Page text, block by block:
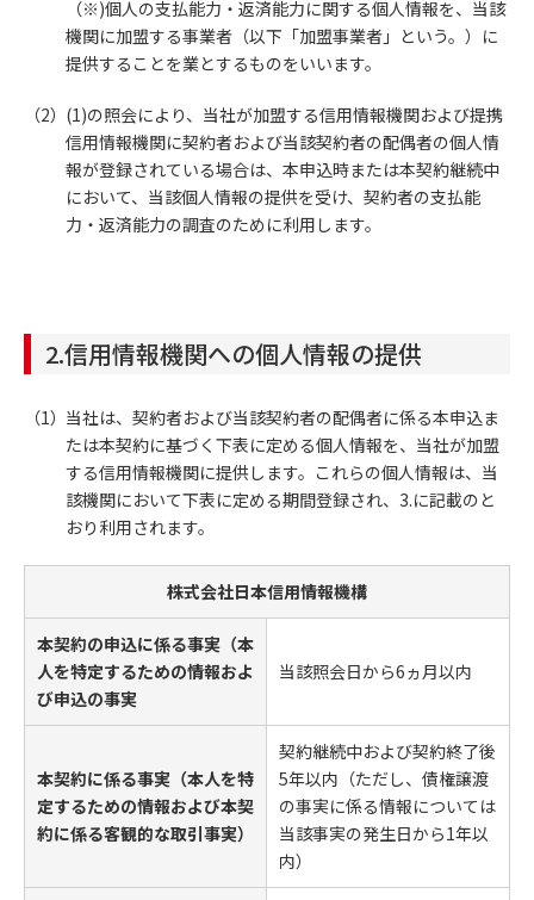
（※)個人の支払能力・返済能力に関する個人情報を、当該
機関に加盟する事業者（以下「加盟事業者」という。）に
提供することを業とするものをいいます。
(1)の照会により、当社が加盟する信用情報機関および提携
信用情報機関に契約者および当該契約者の配偶者の個人情
報が登録されている場合は、本申込時または本契約継続中
において、当該個人情報の提供を受け、契約者の支払能
力・返済能力の調査のために利用します。
2.信用情報機関への個人情報の提供
当社は、契約者および当該契約者の配偶者に係る本申込ま
たは本契約に基づく下表に定める個人情報を、当社が加盟
する信用情報機関に提供します。これらの個人情報は、当
該機関において下表に定める期間登録され、3.に記載のと
おり利用されます。
株式会社日本信用情報機構
本契約の申込に係る事実（本
人を特定するための情報およ
び申込の事実
当該照会日から6ヵ月以内
本契約に係る事実（本人を特
定するための情報および本契
約に係る客観的な取引事実）
契約継続中および契約終了後
5年以内（ただし、債権譲渡
の事実に係る情報については
当該事実の発生日から1年以
内）